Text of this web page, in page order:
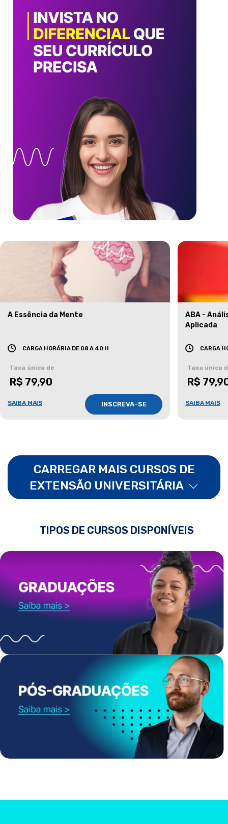
A Essência da Mente
CARGA HORÁRIA DE 08 A 40 H
Taxa única de
R$ 79,90
SAIBA MAIS INSCREVA-SE
ABA -
Aplicada
CARGA
Taxa única
R$
SAIBA MAIS
CARREGAR MAIS CURSOS DE
EXTENSÃO UNIVERSITÁRIA
TIPOS DE CURSOS DISPONÍVEIS